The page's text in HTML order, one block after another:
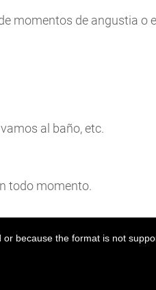
momentos de angustia o
al baño, etc.
todo momento.